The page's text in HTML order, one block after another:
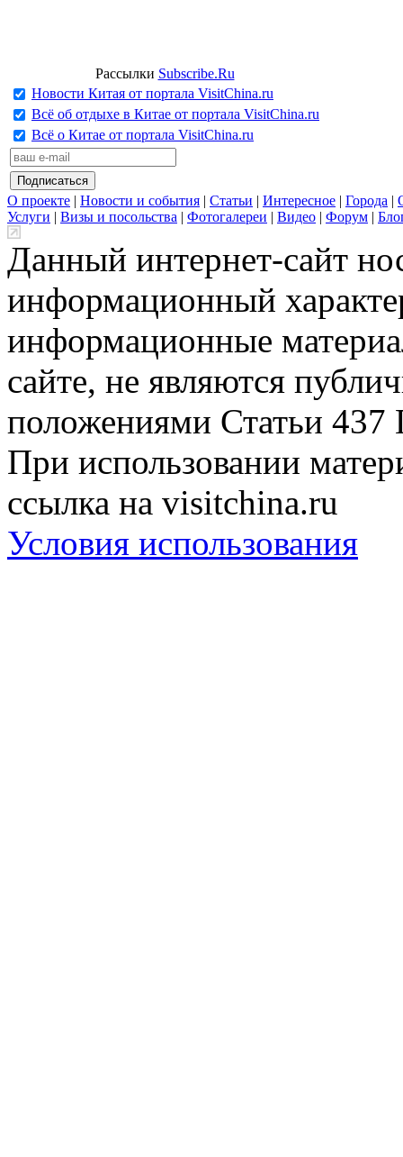
Рассылки Subscribe.Ru
Новости Китая от портала VisitChina.ru
Всё об отдыхе в Китае от портала VisitChina.ru
Всё о Китае от портала VisitChina.ru
О проекте | Новости и события | Статьи | Интересное | Города |
Услуги | Визы и посольства | Фотогалереи | Видео | Форум |
Данный интернет-сайт
информационный
информационные
сайте, не являются
положениями Статьи 437
При использовании
ссылка на visitchina.ru
Условия использования